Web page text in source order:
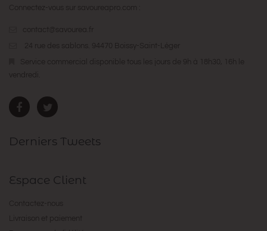
Derniers Tweets
Espace Client